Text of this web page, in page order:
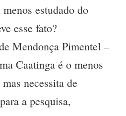
estudado do
esse fato?
Mendonça Pimentel –
Caatinga é o menos
necessita de
a pesquisa,